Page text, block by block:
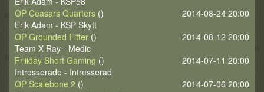
2014-08-24 20:00
OP Ceasars Quarters ()
Erik Adam - KSP Skytt
2014-08-12 20:00
OP Grounded Fitter ()
Team X-Ray - Medic
2014-07-11 20:00
Friiiday Short Gaming ()
Intresserade - Intresserad
2014-07-06 20:00
OP Scalebone 2 ()